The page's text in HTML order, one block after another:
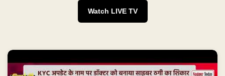
Watch LIVE TV